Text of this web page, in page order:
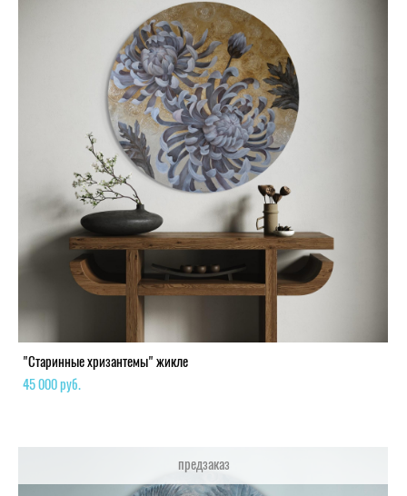
"Старинные хризантемы" жикле
45 000 pуб.
предзаказ